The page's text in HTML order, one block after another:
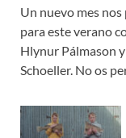
Un nuevo mes
para este verano
Hlynur Pálmason
Schoeller. No os